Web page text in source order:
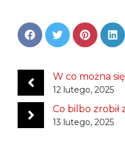
Share
on
Share
on
Share
on
on
W co można
12 lutego, 2025
Co bilbo
13 lutego, 2025